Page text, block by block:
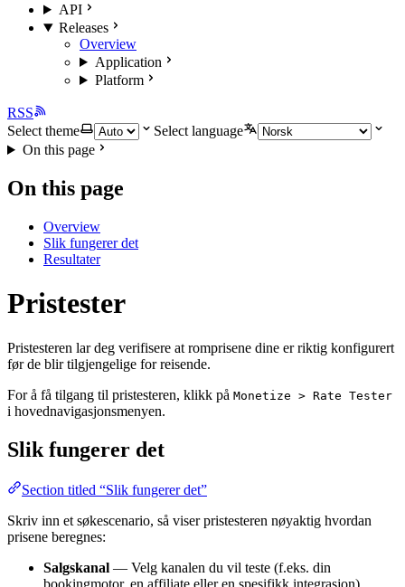
API
Releases
Overview
Application
Platform
RSS
Select theme
Select language
On this page
On this page
Overview
Slik fungerer det
Resultater
Pristester
Pristesteren lar deg verifisere at romprisene dine er riktig konfigurert
før de blir tilgjengelige for reisende.
For å få tilgang til pristesteren, klikk på Monetize > Rate Tester
i hovednavigasjonsmenyen.
Slik fungerer det
Section titled “Slik fungerer det”
Skriv inn et søkescenario, så viser pristesteren nøyaktig hvordan
prisene beregnes:
Salgskanal — Velg kanalen du vil teste (f.eks. din
bookingmotor, en affiliate eller en spesifikk integrasjon).